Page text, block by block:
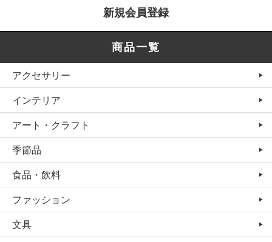
新規会員登録
商品一覧
アクセサリー
インテリア
アート・クラフト
季節品
食品・飲料
ファッション
文具